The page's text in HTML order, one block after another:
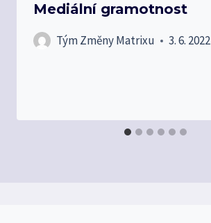
Mediální gramotnost
Tým Změny Matrixu 3. 6. 2022